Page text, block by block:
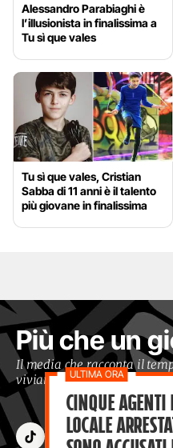
Alessandro Parabiaghi è
l’illusionista in finalissima a
Tu sì que vales
Tu sì que vales, Cristian
Sabba di 11 anni è il talento
più giovane in finalissima
Più che un
Il media che racconta il
viviamo con occhi moderni
Cinque
locale